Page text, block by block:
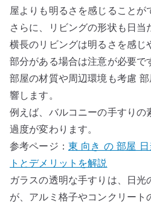
屋よりも明るさを感じることが
さらに、リビングの形状も日当
横長のリビングは明るさを感じ
部分がある場合は注意が必要で
部屋の材質や周辺環境も考慮
響します。
例えば、バルコニーの手すりの
過度が変わります。
参考ページ： 東 向き の 部屋
トとデメリットを解説
ガラスの透明な手すりは、日光
が、アルミ格子やコンクリー